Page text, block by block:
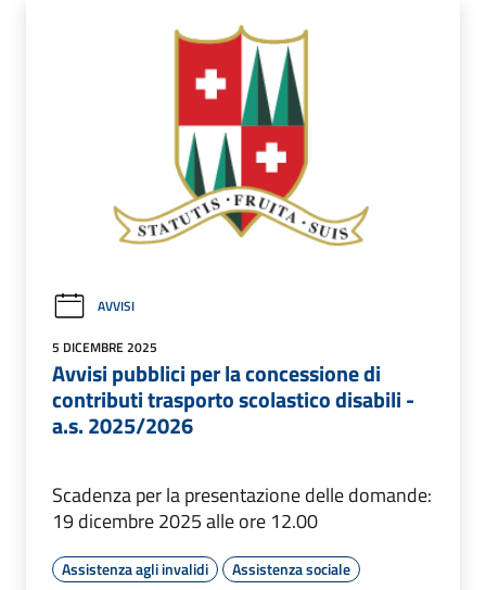
AVVISI
5 DICEMBRE 2025
Avvisi pubblici per la concessione di
contributi trasporto scolastico disabili -
a.s. 2025/2026
Scadenza per la presentazione delle domande:
19 dicembre 2025 alle ore 12.00
Assistenza agli invalidi
Assistenza sociale